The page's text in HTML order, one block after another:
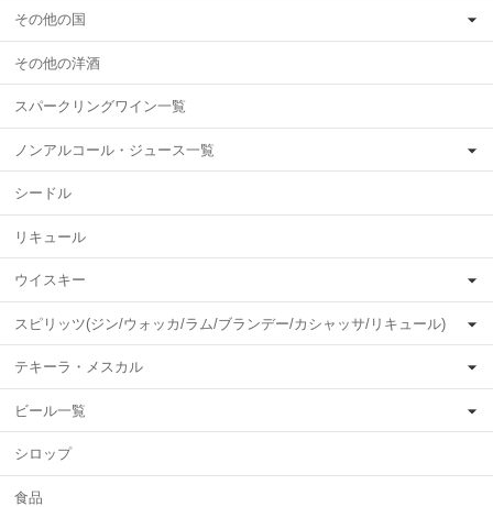
その他の国
その他の洋酒
スパークリングワイン一覧
ノンアルコール・ジュース一覧
シードル
リキュール
ウイスキー
スピリッツ(ジン/ウォッカ/ラム/ブランデー/カシャッサ/リキュール)
テキーラ・メスカル
ビール一覧
シロップ
食品